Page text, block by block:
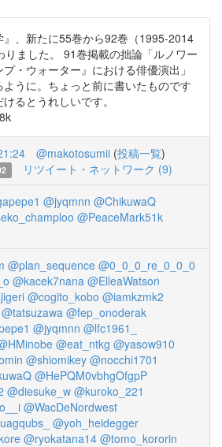
』、新たに55巻から92巻（1995-2014
りました。 91巻掲載の拙論「ルノワー
・ウォーター』における俳優演出」
うに。ちょっと前に書いたものです
るとうれしいです。
@makotosumii (投稿一覧)
リツイート・ネットワーク (9)
@jyqmnn @ChikuwaQ
@PeaceMark51k
@plan_sequence @0_0_0_re_0_0_0
@kacek7nana @ElleaWatson
@cogito_kobo @iamkzmk2
@tatsuzawa @fep_onoderak
@jyqmnn @lfc1961_
@eat_ntkg @yasow910
@shiomikey @nocchi1701
@HePQM0vbhgOfgpP
@diesuke_w @kuroko_221
@WacDeNordwest
@yoh_heidegger
@ryokatana14 @tomo_kororin